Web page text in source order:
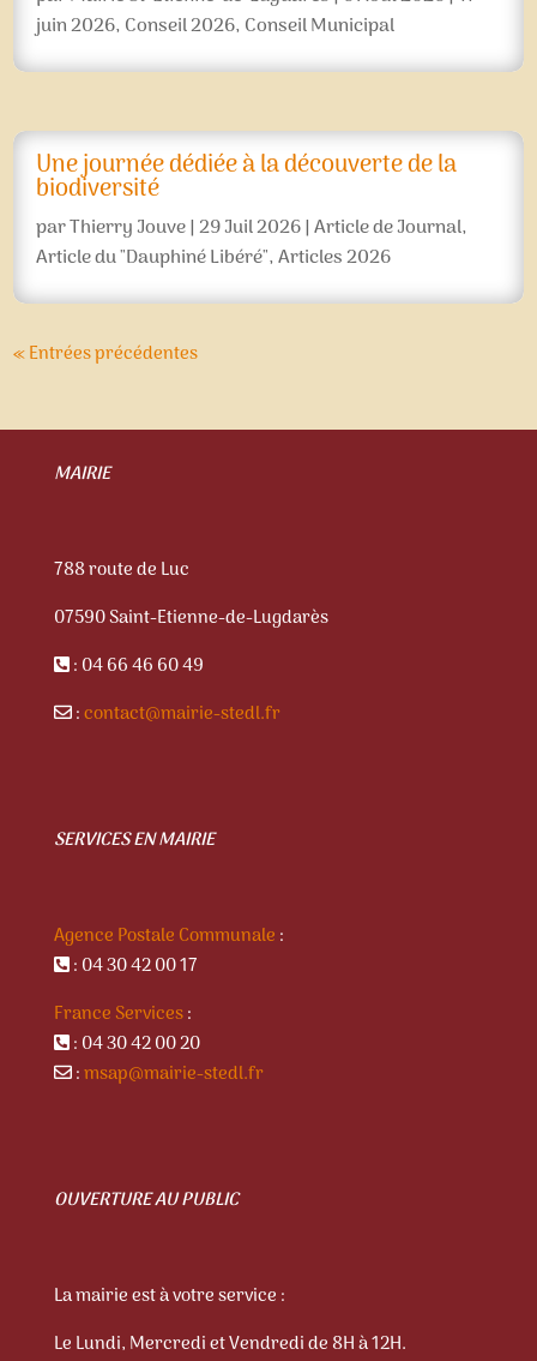
juin 2026, Conseil 2026, Conseil Municipal
Une journée dédiée à la découverte de la
biodiversité
parThierry Jouve|29 Juil 2026|Article de Journal,
Article du "Dauphiné Libéré",Articles 2026
« Entrées précédentes
MAIRIE
788 route de Luc
07590 Saint-Etienne-de-Lugdarès
: 04 66 46 60 49
:contact@mairie-stedl.fr
SERVICES EN MAIRIE
Agence Postale Communale :
: 04 30 42 00 17
France Services:
: 04 30 42 00 20
:msap@mairie-stedl.fr
OUVERTURE AU PUBLIC
La mairie est à votre service :
Le Lundi, Mercredi et Vendredi de 8H à 12H.